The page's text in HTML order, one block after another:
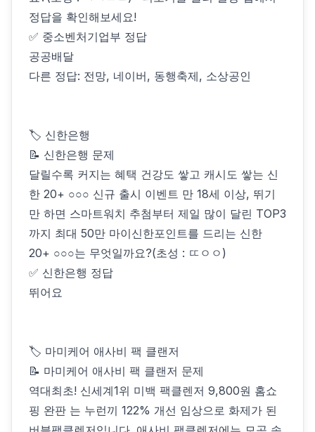
정답을 확인해보세요!
✅ 중소벤처기업부 정답
공공배달
다른 정답: 전망, 네이버, 동행축제, 소상공인
🏷 신한은행
📝 신한은행 문제
달릴수록 커지는 혜택 건강도 쌓고 캐시도 쌓는 신
한 20+ ○○○ 신규 출시 이벤트 만 18세 이상, 뛰기
만 하면 스마트워치 추첨부터 제일 많이 달린 TOP3
까지 최대 50만 마이신한포인트를 드리는 신한
20+ ○○○는 무엇일까요?(초성 : ㄸㅇㅇ)
✅ 신한은행 정답
뛰어요
🏷 마미케어 애사비 팩 클랜저
📝 마미케어 애사비 팩 클랜저 문제
역대최초! 신세계1위 미백 팩클렌저 9,800원 홈쇼
핑 완판 는 누런끼 122% 개선 임상으로 화제가 된